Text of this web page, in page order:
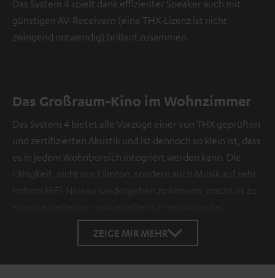
Das System 4 spielt dank effizienter Speaker auch mit
günstigen AV-Receivern (eine THX-Lizenz ist nicht
zwingend notwendig) brillant zusammen.
Das Großraum-Kino im Wohnzimmer
Das System 4 bietet alle Vorzüge einer von THX geprüften
und zertifizierten Akustik und ist dennoch so klein ist, dass
es in jedem Wohnbereich integriert werden kann. Die
Fähigkeit, nicht nur Filmton, sondern auch Musik auf sehr
hohem HiFi-Niveau wiedergeben zu können, macht es zu
ZEIGE MIR MEHR